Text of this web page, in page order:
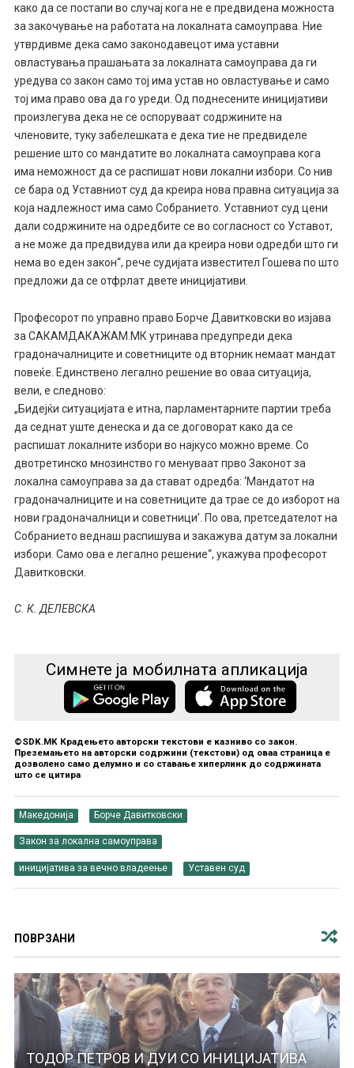
како да се постапи во случај кога не е предвидена можноста
за закочување на работата на локалната самоуправа. Ние
утврдивме дека само законодавецот има уставни
овластувања прашањата за локалната самоуправа да ги
уредува со закон само тој има устав но овластување и само
тој има право ова да го уреди. Од поднесените иницијативи
произлегува дека не се оспоруваат содржините на
членовите, туку забелешката е дека тие не предвиделе
решение што со мандатите во локалната самоуправа кога
има неможност да се распишат нови локални избори. Со нив
се бара од Уставниот суд да креира нова правна ситуација за
која надлежност има само Собранието. Уставниот суд цени
дали содржините на одредбите се во согласност со Уставот,
а не може да предвидува или да креира нови одредби што ги
нема во еден закон“, рече судијата известител Гошева по што
предложи да се отфрлат двете иницијативи.
Професорот по управно право Борче Давитковски во изјава
за САКАМДАКАЖАМ.МК утринава предупреди дека
градоначалниците и советниците од вторник немаат мандат
повеќе. Единствено легално решение во оваа ситуација,
вели, е следново:
„Бидејќи ситуацијата е итна, парламентарните партии треба
да седнат уште денеска и да се договорат како да се
распишат локалните избори во најкусо можно време. Со
двотретинско мнозинство го менуваат прво Законот за
локална самоуправа за да стават одредба: ‘Мандатот на
градоначалниците и на советниците да трае се до изборот на
нови градоначалници и советници’. По ова, претседателот на
Собранието веднаш распишува и закажува датум за локални
избори. Само ова е легално решение“, укажува професорот
Давитковски.
С. К. ДЕЛЕВСКА
Симнете ја мобилната апликација
©SDK.MK Крадењето авторски текстови е казниво со закон.
Преземањето на авторски содржини (текстови) од оваа страница е
дозволено само делумно и со ставање хиперлинк до содржината
што се цитира
Македонија Борче Давитковски
Закон за локална самоуправа
иницијатива за вечно владеење Уставен суд
ПОВРЗАНИ
ТОДОР ПЕТРОВ И ДУИ СО ИНИЦИЈАТИВА